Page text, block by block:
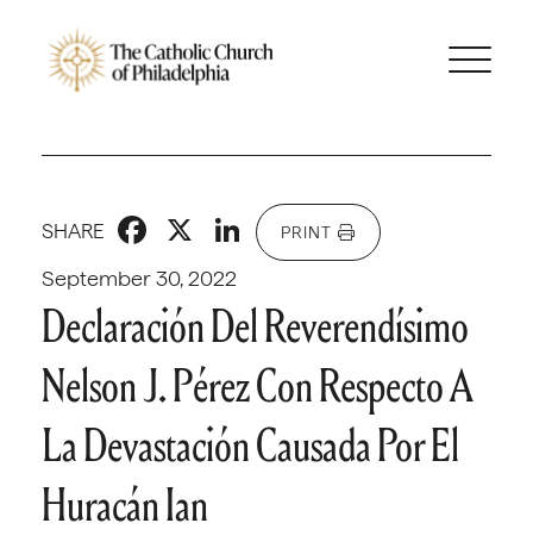
September 30, 2022
SHARE Facebook
X LinkedIn
PRINT
Declaración Del Reverendísimo
Nelson J. Pérez Con Respecto A
La Devastación Causada Por El
Huracán Ian